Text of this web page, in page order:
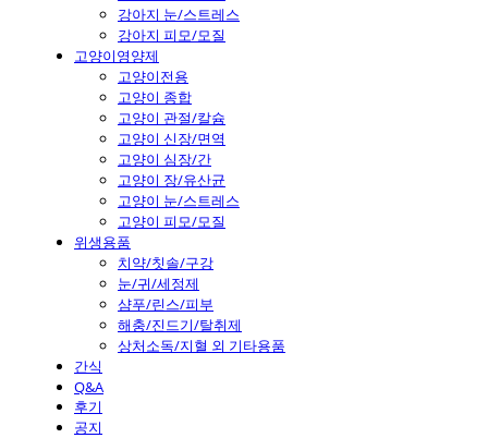
강아지 눈/스트레스
강아지 피모/모질
고양이영양제
고양이전용
고양이 종합
고양이 관절/칼슘
고양이 신장/면역
고양이 심장/간
고양이 장/유산균
고양이 눈/스트레스
고양이 피모/모질
위생용품
치약/칫솔/구강
눈/귀/세정제
샴푸/린스/피부
해충/진드기/탈취제
상처소독/지혈 외 기타용품
간식
Q&A
후기
공지